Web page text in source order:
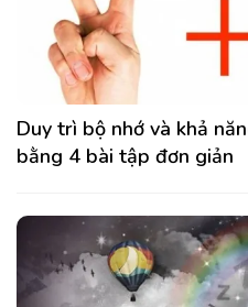
Duy trì bộ nhớ và khả
bằng 4 bài tập đơn giản